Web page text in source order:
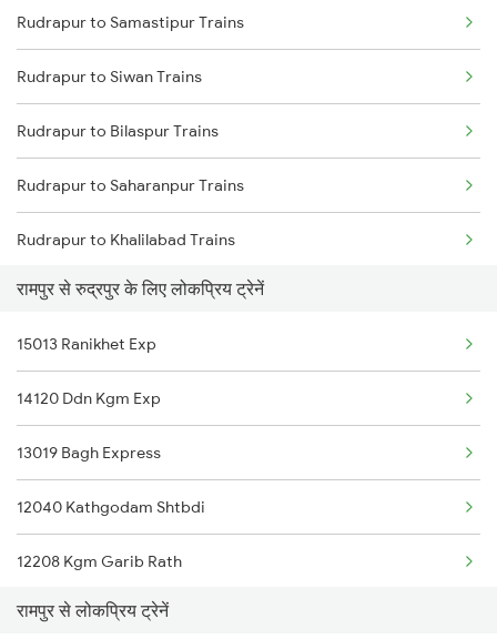
Rampur to Siwan Trains
Rampur to Shmata Vd Katra Trains
Rampur to Amethi Trains
Rampur to Meerut Trains
Rampur to Bankata Trains
Rampur to Jaynagar Trains
Rampur to Bagaha Trains
Rampur to Yamunanagar Trains
Rudrapur to Samastipur Trains
Rudrapur to Siwan Trains
Rudrapur to Bilaspur Trains
Rudrapur to Saharanpur Trains
Rudrapur to Khalilabad Trains
Rudrapur to Kiul Trains
Rudrapur to Shmata Vd Katra Trains
Rudrapur to Sonepur Trains
Rudrapur to Barabanki Trains
Rudrapur to Shahjahanpur Trains
Rudrapur to Bhagwanpur Trains
रामपुर से रुद्रपुर के लिए लोकप्रिय ट्रेनें
15013 Ranikhet Exp
14120 Ddn Kgm Exp
13019 Bagh Express
12040 Kathgodam Shtbdi
12208 Kgm Garib Rath
15035 Utr Samprk Krti
रामपुर से लोकप्रिय ट्रेनें